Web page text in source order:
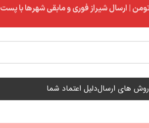
روش های ارسالدلیل اعتماد شما